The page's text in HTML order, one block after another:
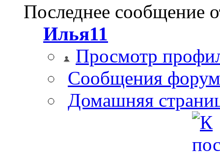
Последнее сообщение
Илья11
Просмотр
Сообщения
Домашняя